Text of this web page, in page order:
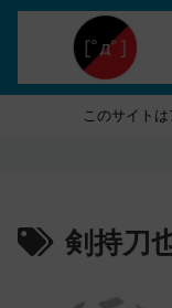
このサイト
剣持刀